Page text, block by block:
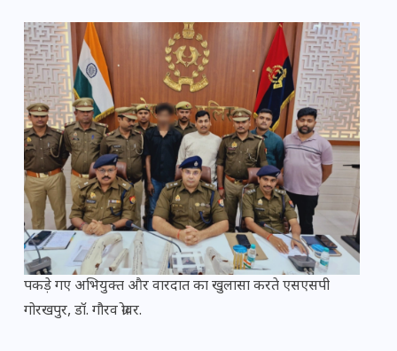
पकड़े गए अभियुक्त और वारदात का खुलासा करते एसएसपी
गोरखपुर, डॉ. गौरव ग्रोवर.